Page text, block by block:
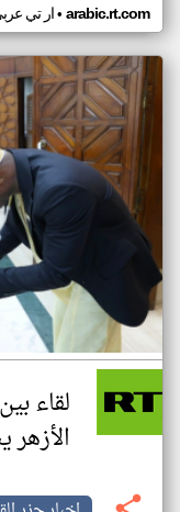
ار تي• arabic.rt.com
لقاء